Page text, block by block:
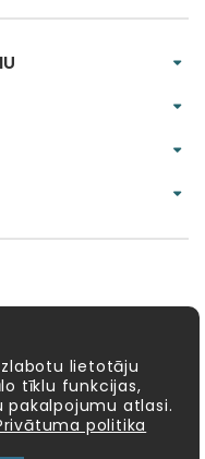
Lucy&Leo
Mindware
Sentosphère
lietotāju
tīklu funkcijas,
pakalpojumu atlasi.
politika